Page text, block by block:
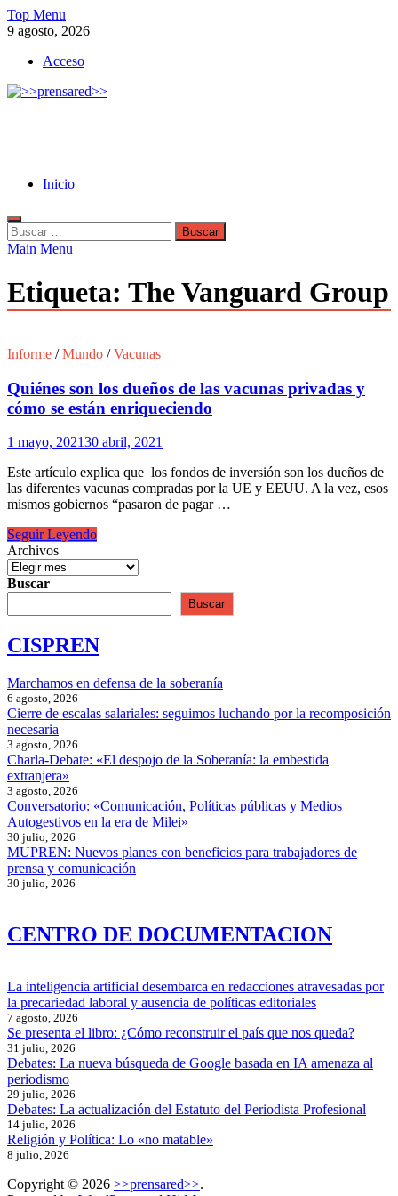
Skip
to
Top Menu
9 agosto, 2026
Acceso
Inicio
Buscar:
Main Menu
Etiqueta: The Vanguard Group
Informe /Mundo /Vacunas
Quiénes son los dueños de las vacunas privadas y
cómo se están enriqueciendo
1 mayo, 202130 abril, 2021
Este artículo explica que los fondos de inversión son los dueños de
las diferentes vacunas compradas por la UE y EEUU. A la vez, esos
mismos gobiernos “pasaron de pagar …
Quiénes
son
los
dueños
de
las
privadas
cómo
se
están
enriqueciendo
Seguir Leyendo
Archivos
Buscar
Buscar
CISPREN
Marchamos en defensa de la soberanía
6 agosto, 2026
Cierre de escalas salariales: seguimos luchando por la recomposición
necesaria
3 agosto, 2026
Charla-Debate: «El despojo de la Soberanía: la embestida
extranjera»
3 agosto, 2026
Conversatorio: «Comunicación, Políticas públicas y Medios
Autogestivos en la era de Milei»
30 julio, 2026
MUPREN: Nuevos planes con beneficios para trabajadores de
prensa y comunicación
30 julio, 2026
CENTRO DE DOCUMENTACION
La inteligencia artificial desembarca en redacciones atravesadas por
la precariedad laboral y ausencia de políticas editoriales
7 agosto, 2026
Se presenta el libro: ¿Cómo reconstruir el país que nos queda?
31 julio, 2026
Debates: La nueva búsqueda de Google basada en IA amenaza al
periodismo
29 julio, 2026
Debates: La actualización del Estatuto del Periodista Profesional
14 julio, 2026
Religión y Política: Lo «no matable»
8 julio, 2026
Copyright © 2026 >>prensared>>.